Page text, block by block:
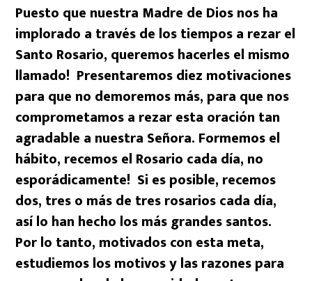
Puesto que nuestra Madre de Dios nos ha
implorado a través de los tiempos a rezar el
Santo Rosario, queremos hacerles el mismo
llamado! Presentaremos diez motivaciones
para que no demoremos más, para que nos
comprometamos a rezar esta oración tan
agradable a nuestra Señora. Formemos el
hábito, recemos el Rosario cada día, no
esporádicamente! Si es posible, recemos
dos, tres o más de tres rosarios cada día,
así lo han hecho los más grandes santos.
Por lo tanto, motivados con esta meta,
estudiemos los motivos y las razones para